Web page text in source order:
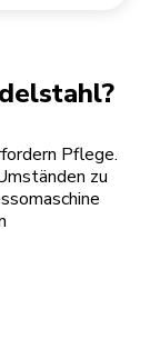
Pflege.
zu